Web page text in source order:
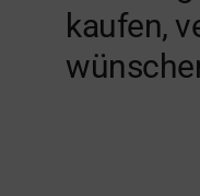
kaufen,